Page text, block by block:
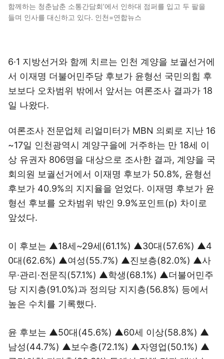
함께하는 청춘남춘 소통간담회’에서 인하대 점퍼를 입고 두 팔을
들며 인사를 대신하고 있다. 인천=연합뉴스
6·1 지방선거와 함께 치르는 인천 계양을 보궐선거에
서 이재명 더불어민주당 후보가 윤형선 국민의힘 후
보보다 오차범위 밖에서 앞서는 여론조사 결과가 18
일 나왔다.
여론조사 전문업체 리얼미터가 MBN 의뢰로 지난 16
~17일 인천광역시 계양구을에 거주하는 만 18세 이
상 유권자 806명을 대상으로 조사한 결과, 계양을 국
회의원 보궐선거에서 이재명 후보가 50.8%, 윤형선
후보가 40.9%의 지지율을 얻었다. 이재명 후보가 윤
형선 후보를 오차범위 밖인 9.9%포인트(p) 차이로
앞섰다.
이 후보는 ▲18세~29세(61.1%) ▲30대(57.6%) ▲4
0대(62.6%) ▲여성(55.7%) ▲진보층(82.0%) ▲사
무·관리·전문직(57.1%) ▲학생(68.1%) ▲더불어민주
당 지지층(91.0%)과 정의당 지지층(56.8%) 등에서
높은 수치를 기록했다.
윤 후보는 ▲50대(45.6%) ▲60세 이상(58.8%) ▲
남성(44.7%) ▲보수층(72.1%) ▲자영업(50.1%) ▲